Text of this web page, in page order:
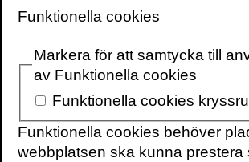
läsning” Natursidan.se
En livsform så märklig och
att den får dig att se livet på
sätt.Nu finns äntligen Merlin
uppmärksammade och
storsäljareEntangled Life på
Funktionella cookies
Markera för att samtycka till
av Funktionella cookies
Funktionella cookies
Funktionella cookies behöver
webbplatsen ska kunna prestera